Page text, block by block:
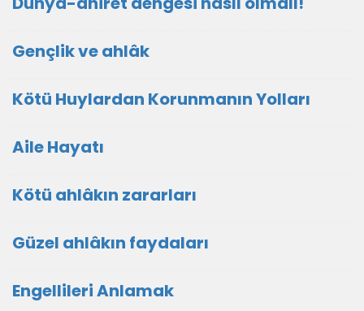
Gençlik ve ahlâk
Kötü Huylardan Korunmanın Yolları
Aile Hayatı
Kötü ahlâkın zararları
Güzel ahlâkın faydaları
Engellileri Anlamak